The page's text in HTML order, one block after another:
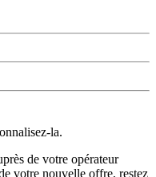
la.
de votre opérateur
votre nouvelle offre, restez